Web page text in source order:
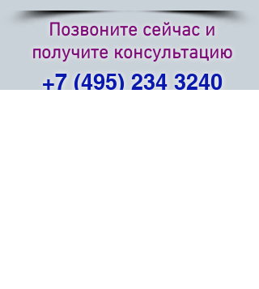
Позвоните сейчас и
получите консультацию
+7 (495) 234 3240